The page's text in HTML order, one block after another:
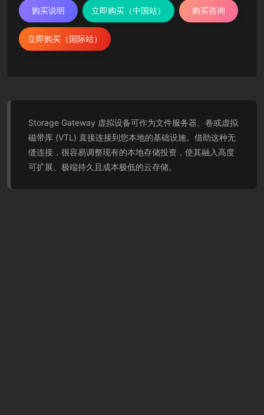
购买说明 立即购买（中国站） 购买咨询
立即购买（国际站）
Storage Gateway 虚拟设备可作为文件服务器、卷或虚拟
磁带库 (VTL) 直接连接到您本地的基础设施。借助这种无
缝连接，很容易调整现有的本地存储投资，使其融入高度
可扩展、极端持久且成本极低的云存储。